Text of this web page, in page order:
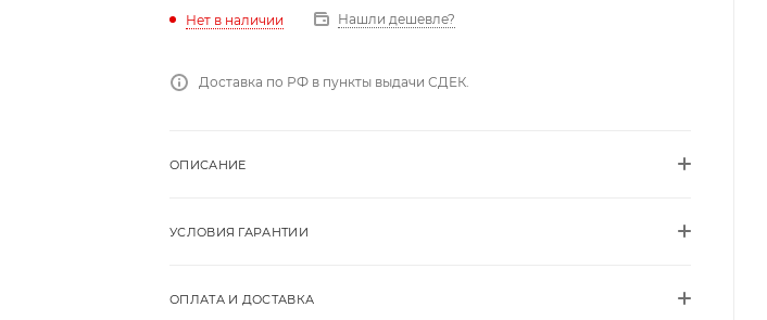
Нет в наличии Нашли дешевле?
Доставка по РФ в пункты выдачи СДЕК.
ОПИСАНИЕ
УСЛОВИЯ ГАРАНТИИ
ОПЛАТА И ДОСТАВКА